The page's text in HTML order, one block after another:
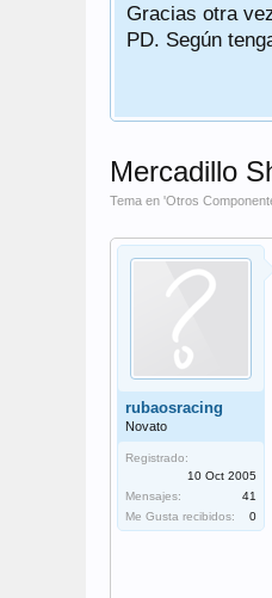
Gracias otra
PD. Según
Mercadillo
Tema en 'Otros
rubaosracing
Novato
Registrado:
10 Oct 2005
Mensajes:
41
Me Gusta recibidos:
0